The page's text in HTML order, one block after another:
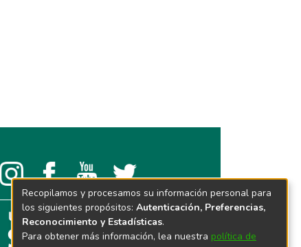
Recopilamos y procesamos su información personal para
los siguientes propósitos: Autenticación, Preferencias,
Reconocimiento y Estadísticas.
Para obtener más información, lea nuestra política de